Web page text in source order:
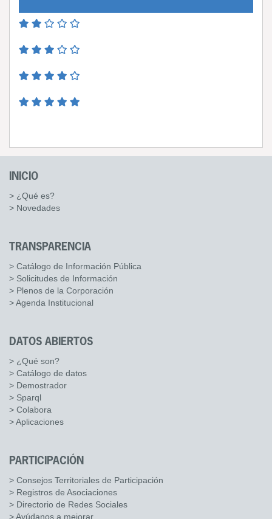
INICIO
> ¿Qué es?
> Novedades
TRANSPARENCIA
> Catálogo de Información Pública
> Solicitudes de Información
> Plenos de la Corporación
> Agenda Institucional
DATOS ABIERTOS
> ¿Qué son?
> Catálogo de datos
> Demostrador
> Sparql
> Colabora
> Aplicaciones
PARTICIPACIÓN
> Consejos Territoriales de Participación
> Registros de Asociaciones
> Directorio de Redes Sociales
> Ayúdanos a mejorar